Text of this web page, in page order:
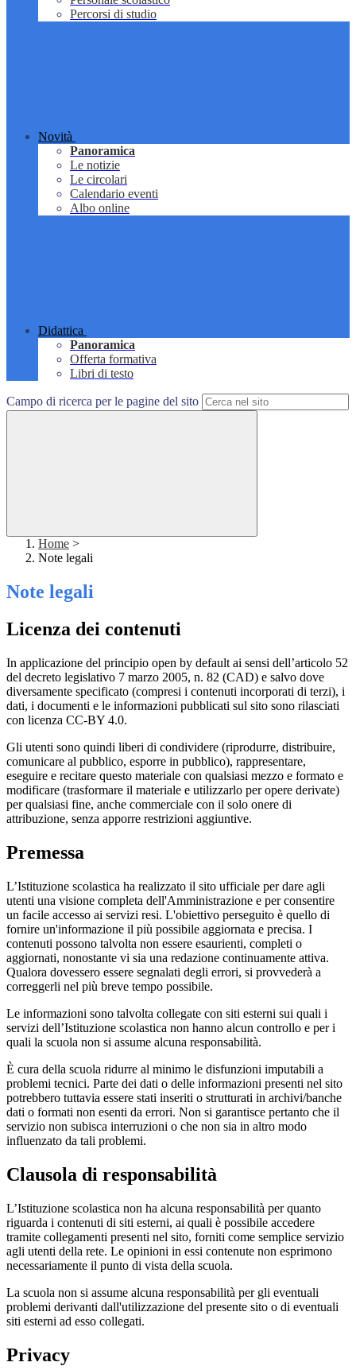
Percorsi di studio
Novità
Panoramica
Le notizie
Le circolari
Calendario eventi
Albo online
Didattica
Panoramica
Offerta formativa
Libri di testo
Campo di ricerca per le pagine del sito
Home >
Note legali
Note legali
Licenza dei contenuti
In applicazione del principio open by default ai sensi dell’articolo 52
del decreto legislativo 7 marzo 2005, n. 82 (CAD) e salvo dove
diversamente specificato (compresi i contenuti incorporati di terzi), i
dati, i documenti e le informazioni pubblicati sul sito sono rilasciati
con licenza CC-BY 4.0.
Gli utenti sono quindi liberi di condividere (riprodurre, distribuire,
comunicare al pubblico, esporre in pubblico), rappresentare,
eseguire e recitare questo materiale con qualsiasi mezzo e formato e
modificare (trasformare il materiale e utilizzarlo per opere derivate)
per qualsiasi fine, anche commerciale con il solo onere di
attribuzione, senza apporre restrizioni aggiuntive.
Premessa
L’Istituzione scolastica ha realizzato il sito ufficiale per dare agli
utenti una visione completa dell'Amministrazione e per consentire
un facile accesso ai servizi resi. L'obiettivo perseguito è quello di
fornire un'informazione il più possibile aggiornata e precisa. I
contenuti possono talvolta non essere esaurienti, completi o
aggiornati, nonostante vi sia una redazione continuamente attiva.
Qualora dovessero essere segnalati degli errori, si provvederà a
correggerli nel più breve tempo possibile.
Le informazioni sono talvolta collegate con siti esterni sui quali i
servizi dell’Istituzione scolastica non hanno alcun controllo e per i
quali la scuola non si assume alcuna responsabilità.
È cura della scuola ridurre al minimo le disfunzioni imputabili a
problemi tecnici. Parte dei dati o delle informazioni presenti nel sito
potrebbero tuttavia essere stati inseriti o strutturati in archivi/banche
dati o formati non esenti da errori. Non si garantisce pertanto che il
servizio non subisca interruzioni o che non sia in altro modo
influenzato da tali problemi.
Clausola di responsabilità
L’Istituzione scolastica non ha alcuna responsabilità per quanto
riguarda i contenuti di siti esterni, ai quali è possibile accedere
tramite collegamenti presenti nel sito, forniti come semplice servizio
agli utenti della rete. Le opinioni in essi contenute non esprimono
necessariamente il punto di vista della scuola.
La scuola non si assume alcuna responsabilità per gli eventuali
problemi derivanti dall'utilizzazione del presente sito o di eventuali
siti esterni ad esso collegati.
Privacy